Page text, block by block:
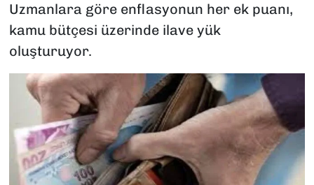
Uzmanlara göre enflasyonun her ek puanı,
kamu bütçesi üzerinde ilave yük
oluşturuyor.